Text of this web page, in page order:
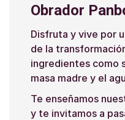
Obrador
Disfruta y vive por
de la
ingredientes como
masa madre y el
Te enseñamos
y te invitamos a